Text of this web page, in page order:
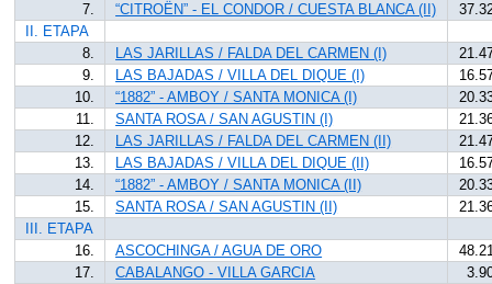
7.
“CITROËN” - EL CONDOR / CUESTA BLANCA (II)
II. ETAPA
8.
LAS JARILLAS / FALDA DEL CARMEN (I)
9.
LAS BAJADAS / VILLA DEL DIQUE (I)
10.
“1882” - AMBOY / SANTA MONICA (I)
11.
SANTA ROSA / SAN AGUSTIN (I)
12.
LAS JARILLAS / FALDA DEL CARMEN (II)
13.
LAS BAJADAS / VILLA DEL DIQUE (II)
14.
“1882” - AMBOY / SANTA MONICA (II)
15.
SANTA ROSA / SAN AGUSTIN (II)
III. ETAPA
16.
ASCOCHINGA / AGUA DE ORO
17.
CABALANGO - VILLA GARCIA